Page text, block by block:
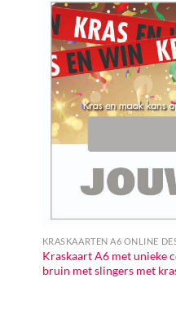
KRASKAARTEN A6 ONLINE
Kraskaart A6 met unieke
bruin met slingers met